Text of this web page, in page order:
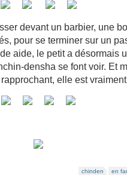
devant un barbier, une
pour se terminer sur un
aide, le petit a désormais
densha se font voir. Et
rapprochant, elle est
chinden en